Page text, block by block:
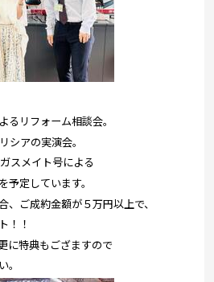
リフォーム相談会。
シアの実演会。
スメイト号による
定しています。
、ご成約金額が５万円以上で、
！！
に特典もござますので